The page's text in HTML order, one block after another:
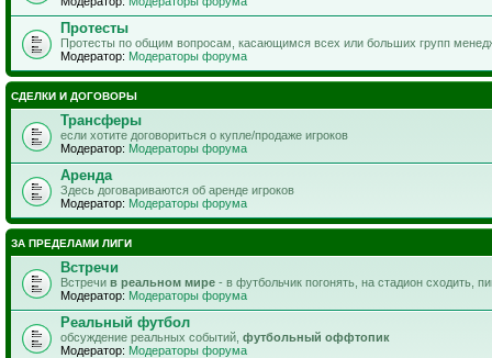
Протесты
Протесты по общим вопросам, касающимся всех или больших групп
Модератор: Модераторы форума
СДЕЛКИ И ДОГОВОРЫ
Трансферы
если хотите договориться о купле/продаже игроков
Модератор: Модераторы форума
Аренда
Здесь договариваются об аренде игроков
Модератор: Модераторы форума
ЗА ПРЕДЕЛАМИ ЛИГИ
Встречи
Встречи в реальном мире - в футбольчик погонять, на стадион сходить,
Модератор: Модераторы форума
Реальный футбол
обсуждение реальных событий, футбольный оффтопик
Модератор: Модераторы форума